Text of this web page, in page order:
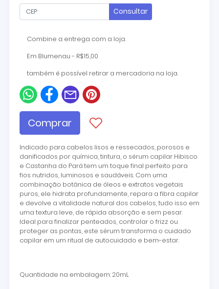
Consultar
Combine a entrega com a loja.
Em Blumenau - R$15,00
também é possível retirar a mercadoria na loja.
Comprar
Indicado para cabelos lisos e ressecados, porosos e
danificados por química, tintura, o sérum capilar Hibisco
e Castanha do Pará tem um toque final perfeito para
fios nutridos, luminosos e saudáveis. Com uma
combinação botânica de óleos e extratos vegetais
puros, ele hidrata profundamente, repara a fibra capilar
e devolve a vitalidade natural dos cabelos, tudo isso em
uma textura leve, de rápida absorção e sem pesar.
Ideal para finalizar penteados, controlar o frizz ou
proteger as pontas, este sérum transforma o cuidado
capilar em um ritual de autocuidado e bem-estar.
Quantidade na embalagem: 20mL